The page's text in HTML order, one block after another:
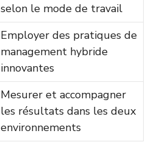
selon le mode de travail
Employer des pratiques de
management hybride
innovantes
Mesurer et accompagner
les résultats dans les deux
environnements